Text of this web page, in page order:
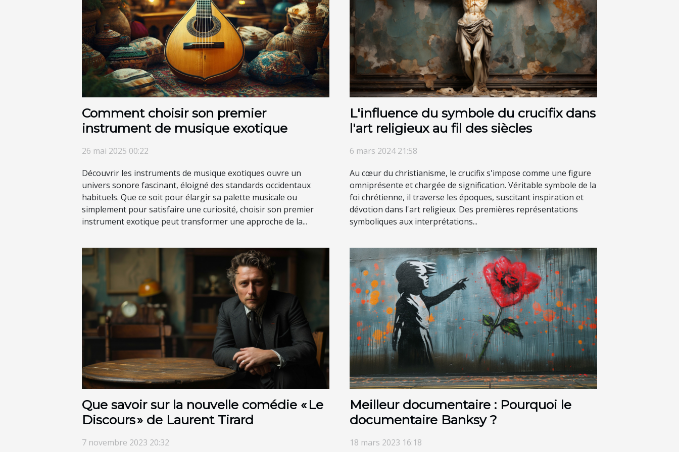
Comment choisir son premier
instrument de musique exotique
26 mai 2025 00:22
Découvrir les instruments de musique exotiques ouvre un
univers sonore fascinant, éloigné des standards occidentaux
habituels. Que ce soit pour élargir sa palette musicale ou
simplement pour satisfaire une curiosité, choisir son premier
instrument exotique peut transformer une approche de la...
L'influence du symbole du crucifix dans
l'art religieux au fil des siècles
6 mars 2024 21:58
Au cœur du christianisme, le crucifix s'impose comme une figure
omniprésente et chargée de signification. Véritable symbole de la
foi chrétienne, il traverse les époques, suscitant inspiration et
dévotion dans l'art religieux. Des premières représentations
symboliques aux interprétations...
Que savoir sur la nouvelle comédie « Le
Discours » de Laurent Tirard
7 novembre 2023 20:32
Meilleur documentaire : Pourquoi le
documentaire Banksy ?
18 mars 2023 16:18